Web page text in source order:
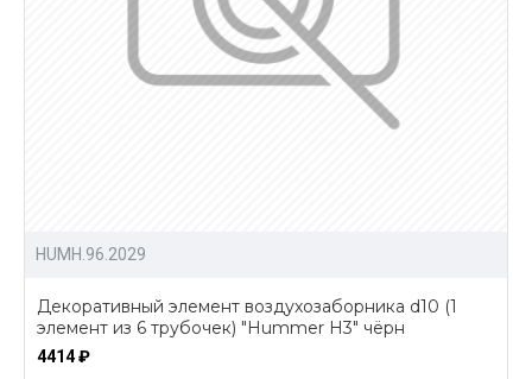
HUMH.96.2029
Декоративный элемент воздухозаборника d10 (1
элемент из 6 трубочек) "Hummer H3" чёрн
4414 ₽